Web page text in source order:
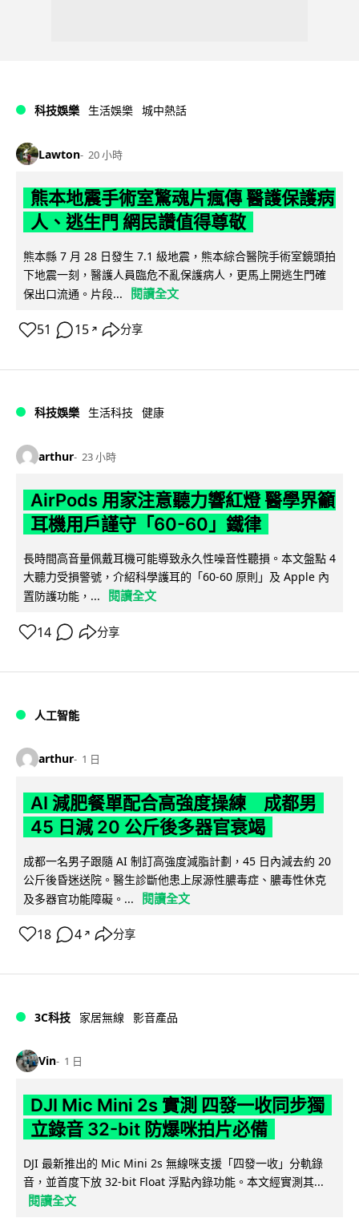
科技娛樂 生活娛樂 城中熱話
Lawton 20 小時
熊本地震手術室驚魂片瘋傳 醫護保護病
人、逃生門 網民讚值得尊敬
熊本縣 7 月 28 日發生 7.1 級地震，熊本綜合醫院手術室鏡頭拍
下地震一刻，醫護人員臨危不亂保護病人，更馬上開逃生門確
保出口流通。片段...
閱讀全文
51 15 ↗ 分享
科技娛樂 生活科技 健康
arthur 23 小時
AirPods 用家注意聽力響紅燈 醫學界籲
耳機用戶謹守「60-60」鐵律
長時間高音量佩戴耳機可能導致永久性噪音性聽損。本文盤點 4
大聽力受損警號，介紹科學護耳的「60-60 原則」及 Apple 內
置防護功能，...
閱讀全文
14 分享
人工智能
arthur 1 日
AI 減肥餐單配合高強度操練 成都男
45 日減 20 公斤後多器官衰竭
成都一名男子跟隨 AI 制訂高強度減脂計劃，45 日內減去約 20
公斤後昏迷送院。醫生診斷他患上尿源性膿毒症、膿毒性休克
及多器官功能障礙。...
閱讀全文
18 4 ↗ 分享
3C科技 家居無線 影音產品
Vin 1 日
DJI Mic Mini 2s 實測 四發一收同步獨
立錄音 32-bit 防爆咪拍片必備
DJI 最新推出的 Mic Mini 2s 無線咪支援「四發一收」分軌錄
音，並首度下放 32-bit Float 浮點內錄功能。本文經實測其...
閱讀全文